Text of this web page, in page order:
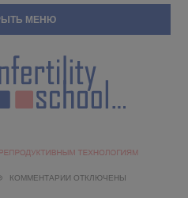
МЕНЮ
КОММЕНТАРИИ ОТКЛЮЧЕНЫ